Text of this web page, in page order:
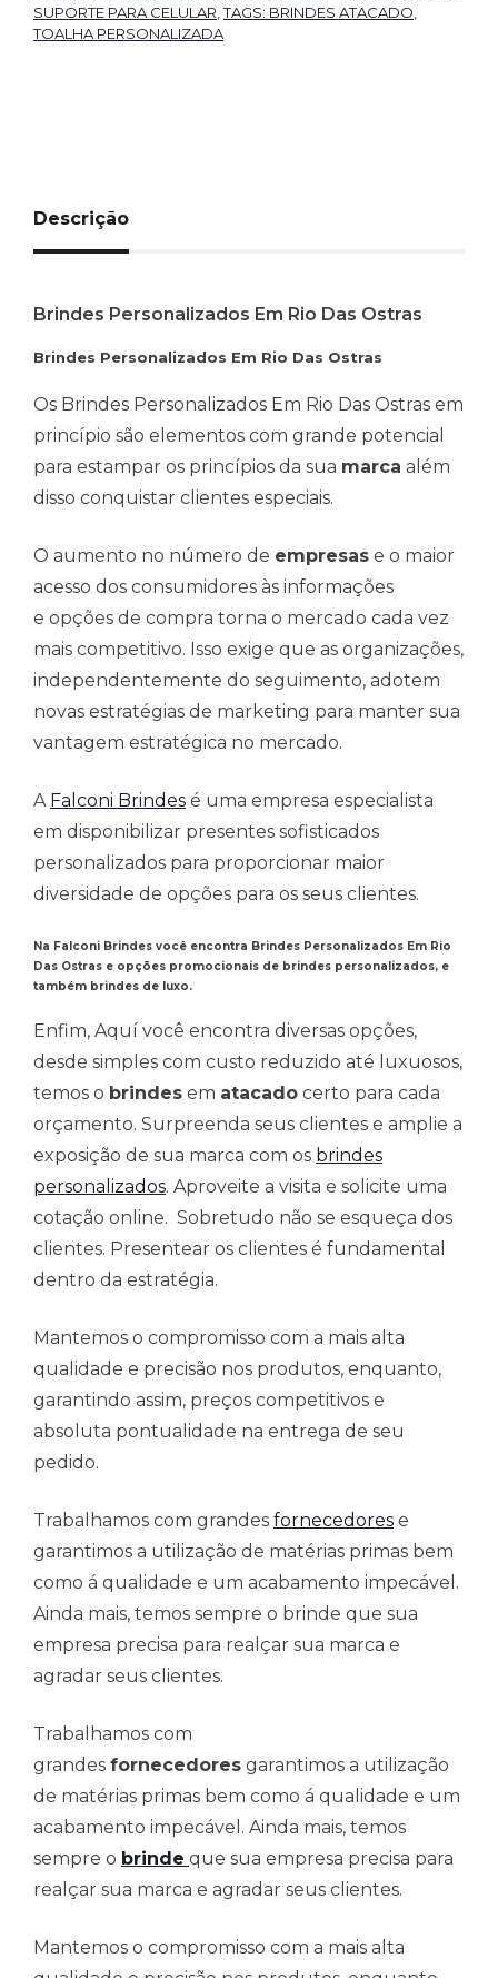
SUPORTE PARA CELULAR ,TAGS: BRINDES ATACADO
TOALHA PERSONALIZADA
Descrição
Brindes Personalizados Em Rio Das Ostras
Brindes Personalizados Em Rio Das Ostras
Os Brindes Personalizados Em Rio Das Ostras em
princípio são elementos com grande potencial
para estampar os princípios da sua marca além
disso conquistar clientes especiais.
O aumento no número de empresas e o maior
acesso dos consumidores às informações
e opções de compra torna o mercado cada vez
mais competitivo. Isso exige que as organizações,
independentemente do seguimento, adotem
novas estratégias de marketing para manter sua
vantagem estratégica no mercado.
A Falconi Brindes é uma empresa especialista
em disponibilizar presentes sofisticados
personalizados para proporcionar maior
diversidade de opções para os seus clientes.
Na Falconi Brindes você encontra Brindes Personalizados Em Rio
Das Ostras e opções promocionais de brindes personalizados, e
também brindes de luxo.
Enfim, Aquí você encontra diversas opções,
desde simples com custo reduzido até luxuosos,
temos o brindes em atacado certo para cada
orçamento. Surpreenda seus clientes e amplie a
exposição de sua marca com os brindes
personalizados. Aproveite a visita e solicite uma
cotação online. Sobretudo não se esqueça dos
clientes. Presentear os clientes é fundamental
dentro da estratégia.
Mantemos o compromisso com a mais alta
qualidade e precisão nos produtos, enquanto,
garantindo assim, preços competitivos e
absoluta pontualidade na entrega de seu
pedido.
Trabalhamos com grandes fornecedores e
garantimos a utilização de matérias primas bem
como á qualidade e um acabamento impecável.
Ainda mais, temos sempre o brinde que sua
empresa precisa para realçar sua marca e
agradar seus clientes.
Trabalhamos com
grandes fornecedores garantimos a utilização
de matérias primas bem como á qualidade e um
acabamento impecável. Ainda mais, temos
sempre o brinde que sua empresa precisa para
realçar sua marca e agradar seus clientes.
Mantemos o compromisso com a mais alta